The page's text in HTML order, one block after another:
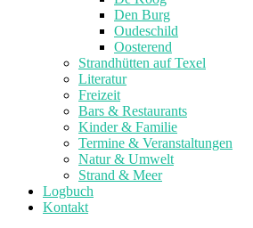
Den Burg
Oudeschild
Oosterend
Strandhütten auf Texel
Literatur
Freizeit
Bars & Restaurants
Kinder & Familie
Termine & Veranstaltungen
Natur & Umwelt
Strand & Meer
Logbuch
Kontakt